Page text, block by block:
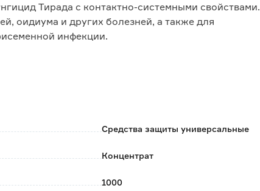
Тирада с контактно-системными свойствами.
оидиума и других болезней, а также для
инфекции.
фермерских хозяйств.
Заполнить бак опрыскивателя водой
Средства защиты универсальные
Концентрат
1000